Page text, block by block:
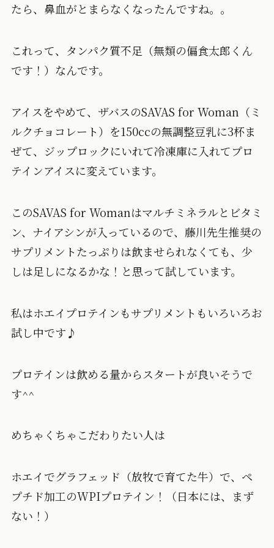
たら、鼻血がとまらなくなったんですね。。
これって、タンパク質不足（無類の偏食太郎くん
です！）なんです。
アイスをやめて、ザバスのSAVAS for Woman（ミ
ルクチョコレート）を150ccの無調整豆乳に3杯ま
ぜて、ジップロックにいれて冷凍庫に入れてプロ
テインアイスに変えています。
このSAVAS for Womanはマルチミネラルとビタミ
ン、ナイアシンが入っているので、藤川先生推奨の
サプリメントたっぷりは飲ませられなくても、少
しは足しになるかな！と思って試しています。
私はホエイプロテインもサプリメントもいろいろお
試し中です♪
プロテインは飲める量からスタートが良いそうで
す^^
めちゃくちゃこだわりたい人は
ホエイでグラフェッド（放牧で育てた牛）で、ペ
プチド加工のWPIプロテイン！（日本には、まず
ない！）